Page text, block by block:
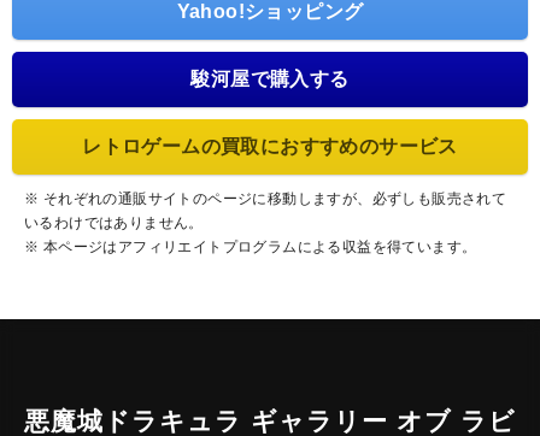
Yahoo!ショッピング
駿河屋で購入する
レトロゲームの買取におすすめのサービス
※ それぞれの通販サイトのページに移動しますが、必ずしも販売されて
いるわけではありません。
※ 本ページはアフィリエイトプログラムによる収益を得ています。
悪魔城ドラキュラ ギャラリー オブ ラビ